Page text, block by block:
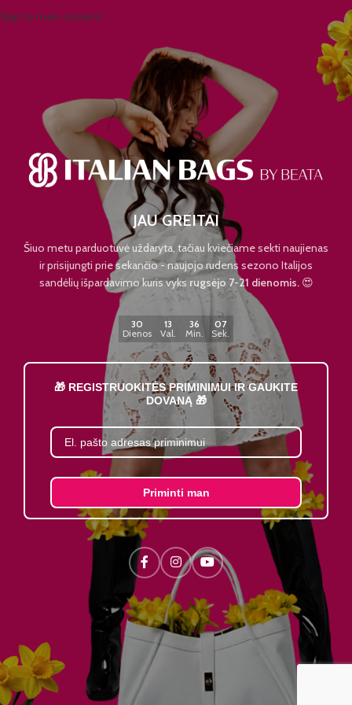
Skip to main content
JAU GREITAI
Šiuo metu parduotuvė uždaryta, tačiau kviečiame sekti naujienas
ir prisijungti prie sekančio - naujojo rudens sezono Italijos
sandėlių išpardavimo kuris vyks rugsėjo 7-21 dienomis.😍
30
Dienos
13
Val.
36
Min.
07
Sek.
🎁 REGISTRUOKITĖS PRIMINIMUI IR GAUKITE
DOVANĄ 🎁
Priminti man